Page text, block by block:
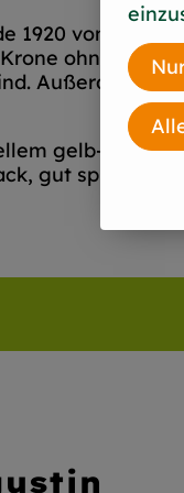
1920 von
ohne
Außerdem
gelb-grün
gut spürbare